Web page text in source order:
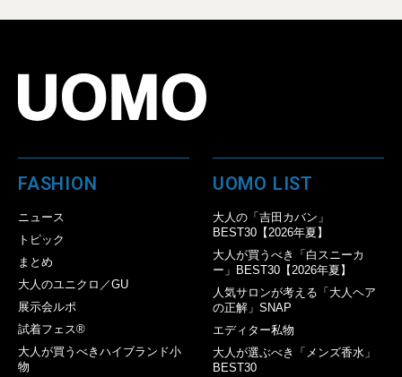
FASHION
ニュース
トピック
まとめ
大人のユニクロ／GU
展示会ルポ
試着フェス®︎
大人が買うべきハイブランド小
物
UOMO LIST
大人の「吉田カバン」
BEST30【2026年夏】
大人が買うべき「白スニーカ
ー」BEST30【2026年夏】
人気サロンが考える「大人ヘア
の正解」SNAP
エディター私物
大人が選ぶべき「メンズ香水」
BEST30